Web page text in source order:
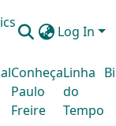
Log In
Conheça
Paulo
Freire
Linha
do
Tempo